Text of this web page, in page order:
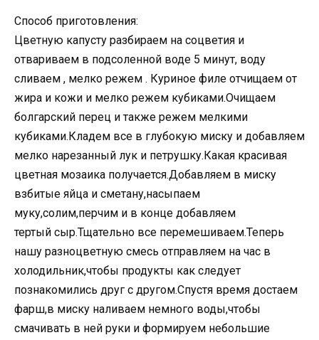
Способ приготовления:
Цветную капусту разбираем на соцветия и
отвариваем в подсоленной воде 5 минут, воду
сливаем , мелко режем . Куриное филе отчищаем от
жира и кожи и мелко режем кубиками.Очищаем
болгарский перец и также режем мелкими
кубиками.Кладем все в глубокую миску и добавляем
мелко нарезанный лук и петрушку.Какая красивая
цветная мозаика получается.Добавляем в миску
взбитые яйца и сметану,насыпаем
муку,солим,перчим и в конце добавляем
тертый сыр.Тщательно все перемешиваем.Теперь
нашу разноцветную смесь отправляем на час в
холодильник,чтобы продукты как следует
познакомились друг с другом.Спустя время достаем
фарш,в миску наливаем немного воды,чтобы
смачивать в ней руки и формируем небольшие